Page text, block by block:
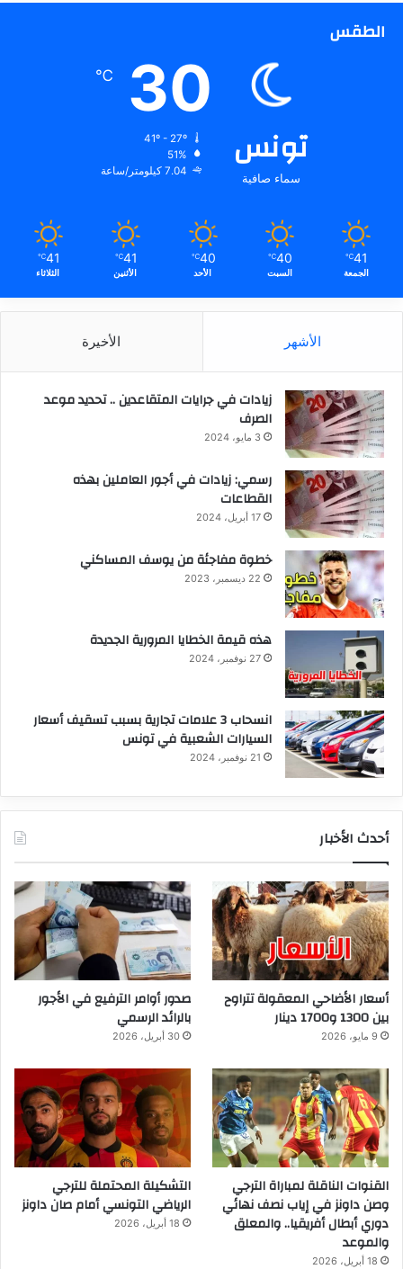
الطقس
تونس
سماء صافية
30
℃
51%
7.04 كيلومتر/ساعة
41
℃
الجمعة
40
℃
السبت
40
℃
الأحد
41
℃
الأثنين
41
℃
الثلاثاء
الأشهر الأخيرة
زيادات في جرايات المتقاعدين .. تحديد موعد
الصرف
3 مايو، 2024
رسمي: زيادات في أجور العاملين بهذه
القطاعات
17 أبريل، 2024
خطوة مفاجئة من يوسف المساكني
22 ديسمبر، 2023
هذه قيمة الخطايا المرورية الجديدة
27 نوفمبر، 2024
انسحاب 3 علامات تجارية بسبب تسقيف أسعار
السيارات الشعبية في تونس
21 نوفمبر، 2024
أحدث الأخبار
أسعار الأضاحي المعقولة تتراوح
بين 1300 و1700 دينار
9 مايو، 2026
صدور أوامر الترفيع في الأجور
بالرائد الرسمي
30 أبريل، 2026
القنوات الناقلة لمباراة الترجي
وصن داونز في إياب نصف نهائي
دوري أبطال أفريقيا.. والمعلق
والموعد
18 أبريل، 2026
التشكيلة المحتملة للترجي
الرياضي التونسي أمام صان داونز
18 أبريل، 2026